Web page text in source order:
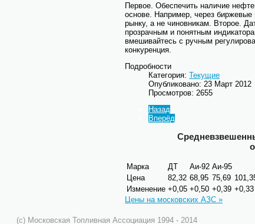
Первое. Обеспечить наличие
основе. Например, через
рынку, а не чиновникам. Второе.
прозрачным и понятным
вмешивайтесь с ручным
конкуренция.
Подробности
Категория: Текущие
Опубликовано: 23 Март 2012
Просмотров: 2655
Назад
Вперёд
Марка ДТ Аи-92 Аи-95
Цена
82,32 68,95 75,69
Изменение +0,05 +0,50 +0,39 +0,33
Цены на московских АЗС »
(c) Московская Топливная Ассоциация 1994 - 2014